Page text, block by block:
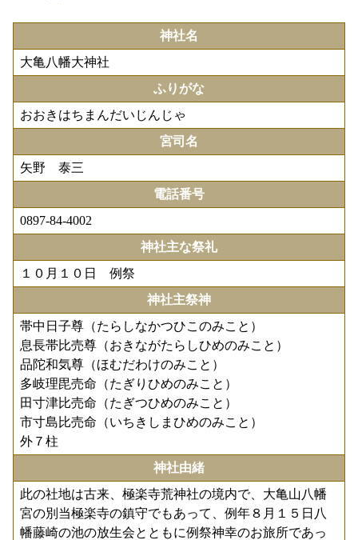
神社名
大亀八幡大神社
ふりがな
おおきはちまんだいじんじゃ
宮司名
矢野 泰三
電話番号
0897-84-4002
神社主な祭礼
１０月１０日 例祭
神社主祭神
帯中日子尊（たらしなかつひこのみこと）
息長帯比売尊（おきながたらしひめのみこと）
品陀和気尊（ほむだわけのみこと）
多岐理毘売命（たぎりひめのみこと）
田寸津比売命（たぎつひめのみこと）
市寸島比売命（いちきしまひめのみこと）
外７柱
神社由緒
此の社地は古来、極楽寺荒神社の境内で、大亀山八幡
宮の別当極楽寺の鎮守でもあって、例年８月１５日八
幡藤崎の池の放生会とともに例祭神幸のお旅所であっ